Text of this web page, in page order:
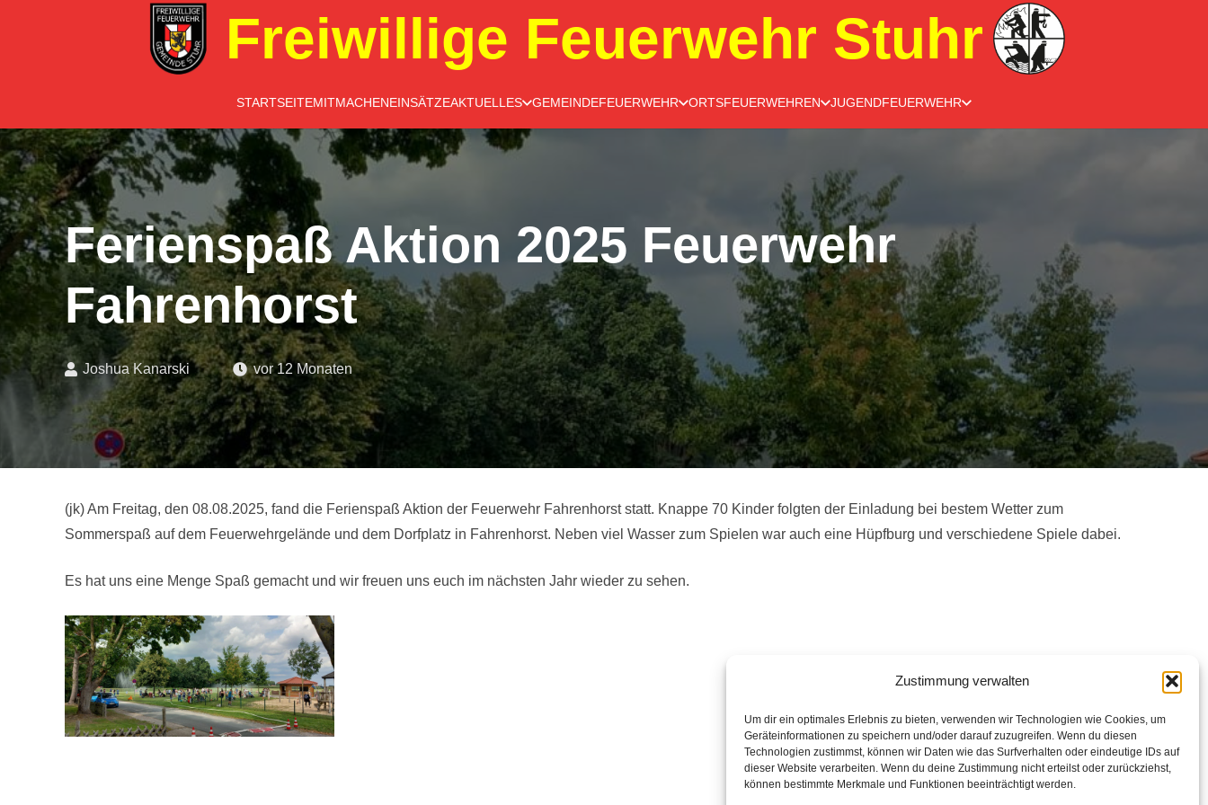
Zustimmung verwalten
Um dir ein optimales Erlebnis zu bieten, verwenden wir Technologien wie Cookies, um
Geräteinformationen zu speichern und/oder darauf zuzugreifen. Wenn du diesen
Technologien zustimmst, können wir Daten wie das Surfverhalten oder eindeutige IDs auf
dieser Website verarbeiten. Wenn du deine Zustimmung nicht erteilst oder zurückziehst,
können bestimmte Merkmale und Funktionen beeinträchtigt werden.
Freiwillige Feuerwehr Stuhr
STARTSEITEMITMACHENEINSÄTZEAKTUELLES GEMEINDEFEUERWEHR ORTSFEUERWEHREN JUGENDFEUERWEHR
Ferienspaß Aktion 2025 Feuerwehr
Fahrenhorst
Joshua Kanarski vor 12 Monaten
(jk) Am Freitag, den 08.08.2025, fand die Ferienspaß Aktion der Feuerwehr Fahrenhorst statt. Knappe 70 Kinder folgten der Einladung bei bestem Wetter zum
Sommerspaß auf dem Feuerwehrgelände und dem Dorfplatz in Fahrenhorst. Neben viel Wasser zum Spielen war auch eine Hüpfburg und verschiedene Spiele dabei.
Es hat uns eine Menge Spaß gemacht und wir freuen uns euch im nächsten Jahr wieder zu sehen.